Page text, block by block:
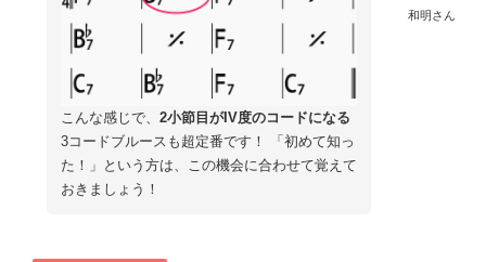
和明さん
こんな感じで、 2小節目がIV度のコードになる
3コードブルースも超定番です！ 「初めて知っ
た！」という方は、この機会に合わせて覚えて
おきましょう！